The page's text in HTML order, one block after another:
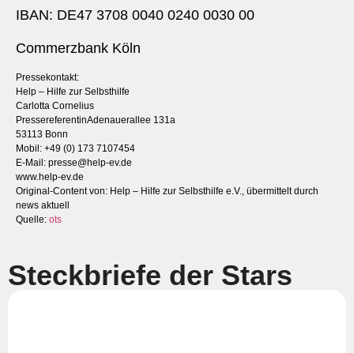
IBAN: DE47 3708 0040 0240 0030 00
Commerzbank Köln
Pressekontakt:
Help – Hilfe zur Selbsthilfe
Carlotta Cornelius
PressereferentinAdenauerallee 131a
53113 Bonn
Mobil: +49 (0) 173 7107454
E-Mail: presse@help-ev.de
www.help-ev.de
Original-Content von: Help – Hilfe zur Selbsthilfe e.V., übermittelt durch
news aktuell
Quelle: ots
Steckbriefe der Stars